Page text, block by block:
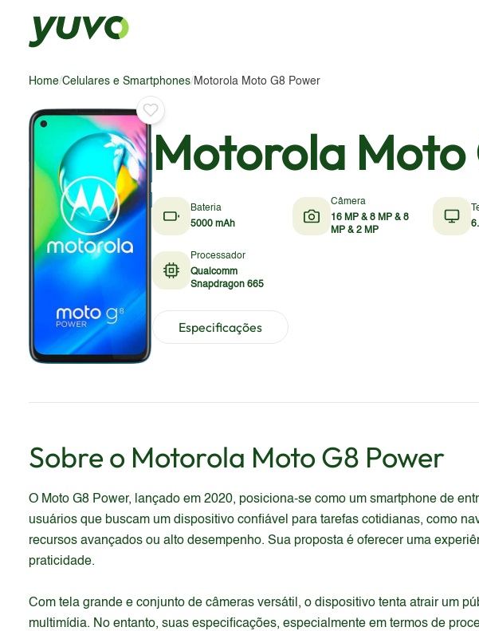
Home/Celulares e Smartphones/ Motorola Moto G8 Power
Motorola Moto
Bateria
5000 mAh
Câmera
16 MP & 8 MP & 8
MP & 2 MP
Processador
Qualcomm
Snapdragon 665
Especificações
Sobre o Motorola Moto G8 Power
O Moto G8 Power, lançado em 2020, posiciona-se como um smartphone de
usuários que buscam um dispositivo confiável para tarefas cotidianas, como
recursos avançados ou alto desempenho. Sua proposta é oferecer uma
praticidade.
Com tela grande e conjunto de câmeras versátil, o dispositivo tenta atrair um
multimídia. No entanto, suas especificações, especialmente em termos de